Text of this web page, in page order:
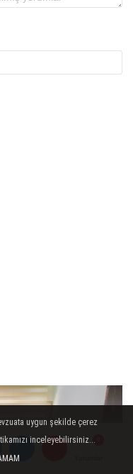
uygun şekilde çerez
inceleyebilirsiniz...